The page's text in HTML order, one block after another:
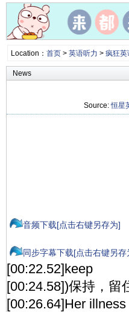
Location： 首页> 英语听力 > 疯狂英
News
Source:恒星
音频下载[点击右键另存为]
同步字幕下载[点击右键另存
[00:22.52]keep
[00:24.58])保持，留
[00:26.64]Her